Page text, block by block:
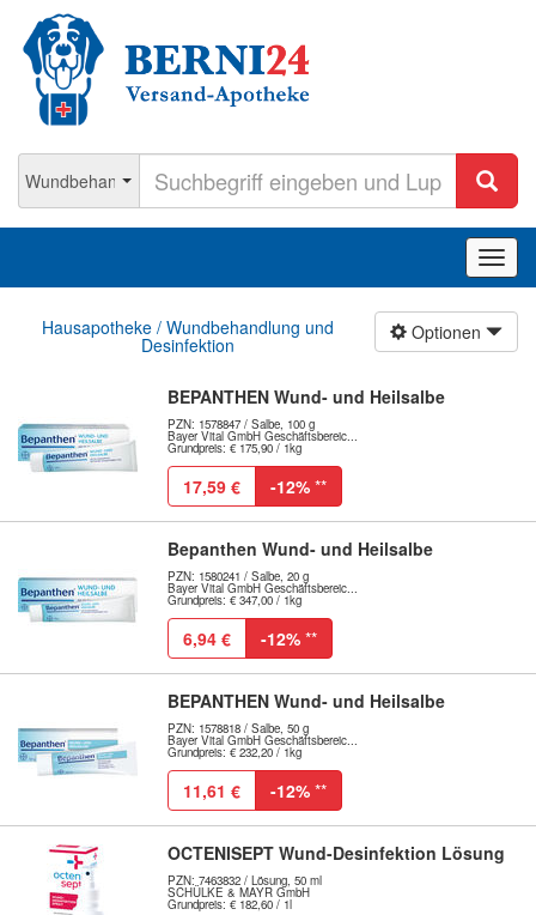
ein-/
Optionen
Hausapotheke / Wundbehandlung und
Desinfektion
BEPANTHEN Wund- und Heilsalbe
PZN: 1578847 / Salbe, 100 g
Bayer Vital GmbH Geschäftsbereic...
Grundpreis: € 175,90 / 1kg
17,59 € -12% **
Bepanthen Wund- und Heilsalbe
PZN: 1580241 / Salbe, 20 g
Bayer Vital GmbH Geschäftsbereic...
Grundpreis: € 347,00 / 1kg
6,94 € -12% **
BEPANTHEN Wund- und Heilsalbe
PZN: 1578818 / Salbe, 50 g
Bayer Vital GmbH Geschäftsbereic...
Grundpreis: € 232,20 / 1kg
11,61 € -12% **
OCTENISEPT Wund-Desinfektion Lösung
PZN: 7463832 / Lösung, 50 ml
SCHÜLKE & MAYR GmbH
Grundpreis: € 182,60 / 1l